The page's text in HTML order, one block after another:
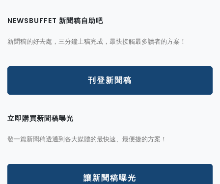
NEWSBUFFET 新聞稿自助吧
新聞稿的好去處，三分鐘上稿完成，最快接觸最多讀者的方案！
刊登新聞稿
立即購買新聞稿曝光
發一篇新聞稿透通到各大媒體的最快速、最便捷的方案！
讓新聞稿曝光